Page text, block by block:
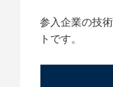
参入企業の技
トです。